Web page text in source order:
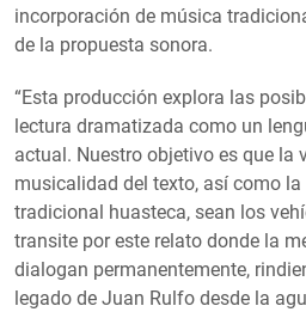
incorporación de música
de la propuesta sonora.
“Esta producción explora las
lectura dramatizada como un
actual. Nuestro objetivo es que la
musicalidad del texto, así como
tradicional huasteca, sean los
transite por este relato donde la
dialogan permanentemente,
legado de Juan Rulfo desde la